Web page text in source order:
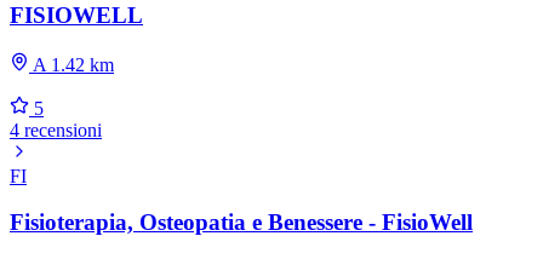
FISIOWELL
A 1.42 km
5
4 recensioni
FI
Fisioterapia, Osteopatia e Benessere - FisioWell